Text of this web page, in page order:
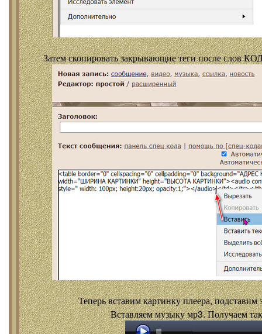
Затем скопировать закрывающие теги после слов
Теперь вставим картинку плеера, подставим
Вставляем музыку мр3. Получаем